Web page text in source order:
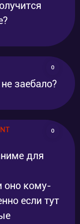
0
заебало?
0
для
оно кому-
если тут